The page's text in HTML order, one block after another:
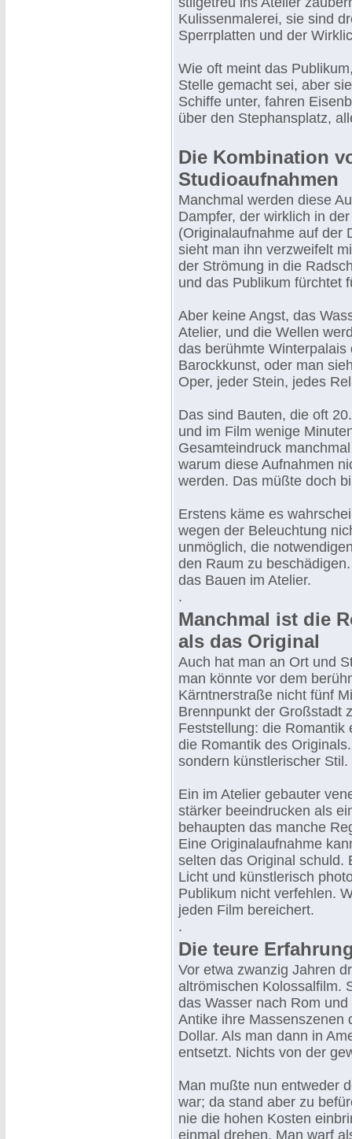
Kulissenmalerei, sie sind
Sperrplatten und der
Wie oft meint das
Stelle gemacht sei, aber
Schiffe unter, fahren
über den Stephansplatz,
Die Kombination
Studioaufnahmen
Manchmal werden diese
Dampfer, der wirklich in
(Originalaufnahme auf der
sieht man ihn verzweifelt
der Strömung in die
und das Publikum fürchtet
Aber keine Angst, das
Atelier, und die Wellen
das berühmte
Barockkunst, oder man
Oper, jeder Stein, jedes
Das sind Bauten, die oft
und im Film wenige
Gesamteindruck
warum diese Aufnahmen
werden. Das müßte doch
Erstens käme es
wegen der Beleuchtung
unmöglich, die
den Raum zu
das Bauen im Atelier.
.
Manchmal ist die
als das Original
Auch hat man an Ort und
man könnte vor dem
Kärntnerstraße nicht fünf
Brennpunkt der Großstadt
Feststellung: die Romantik
die Romantik des
sondern künstlerischer Stil.
Ein im Atelier gebauter
stärker beeindrucken als
behaupten das manche
Eine Originalaufnahme
selten das Original schuld.
Licht und künstlerisch
Publikum nicht verfehlen.
jeden Film bereichert.
.
Die teure
Vor etwa zwanzig Jahren
altrömischen Kolossalfilm.
das Wasser nach Rom
Antike ihre Massenszenen
Dollar. Als man dann in
entsetzt. Nichts von der
Man mußte nun entweder
war; da stand aber zu
nie die hohen Kosten
einmal drehen. Man warf